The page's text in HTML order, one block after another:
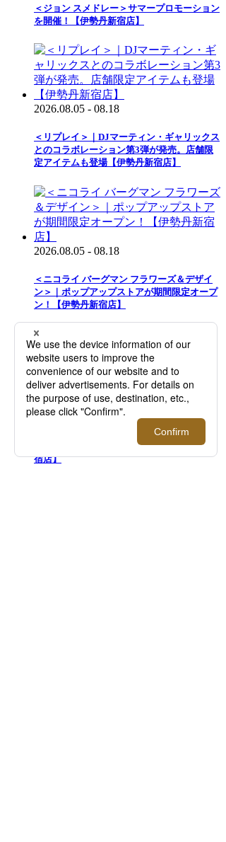
＜ジョン スメドレー＞サマープロモーション
を開催！【伊勢丹新宿店】
2026.08.05 - 08.18
＜リプレイ＞｜DJマーティン・ギャリックス
とのコラボレーション第3弾が発売。店舗限
定アイテムも登場【伊勢丹新宿店】
2026.08.05 - 08.18
＜ニコライ バーグマン フラワーズ＆デザイ
ン＞｜ポップアップストアが期間限定オープ
ン！【伊勢丹新宿店】
2026.07.29 - 08.18
ロサンゼルス発のアイウェアブランド＜ロー
ヴ ギャラクシー＞が、2026年最新モデルを
ご紹介するプロモーションを開催【伊勢丹新
宿店】